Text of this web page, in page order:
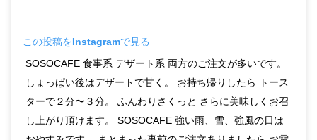
この投稿をInstagramで見る
SOSOCAFE 食事系 デザート系 両方のご注文が多いです。
しょっぱい後はデザートで甘く。 お持ち帰りしたら トース
ターで２分〜３分。 ふんわりさくっと さらに美味しくお召
し上がり頂けます。 SOSOCAFE 強い雨、雪、強風の日は